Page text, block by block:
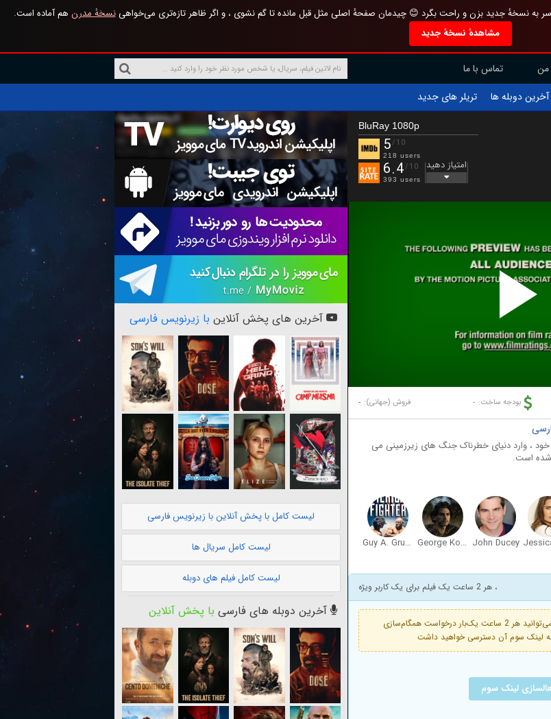
به نسخهٔ جدید بزن و راحت بگرد 😊 چیدمان صفحهٔ اصلی مثل قبل مانده تا گم نشوی ، و اگر ظاهر تازه‌تری می‌خواهینسخهٔ مدرن هم آماده است.
مشاهدهٔ نسخهٔ جدید
تماس با ما
آخرین دوبله ها تریلر های جدید
BluRay 1080p
5/10
218 users
6.4/10
393 users
امتیاز دهید
بودجه ساخت: - فروش (جهانی): -
خود ، وارد دنیای خطرناک جنگ های زیرزمینی می
شده است.
John Ducey
George Kosturos
Guy A. Grundy
، هر 2 ساعت یک فیلم برای یک کاربر ویژه
فعال است. با خرید اشتراک ویژه می‌توانید هر 2 ساعت یک‌بار درخواست همگام‌سازی
لینک سوم
آخرین های پخش آنلاین با زیرنویس فارسی
لیست کامل با پخش آنلاین با زیرنویس فارسی
لیست کامل سریال ها
لیست کامل فیلم های دوبله
آخرین دوبله های فارسی با پخش آنلاین